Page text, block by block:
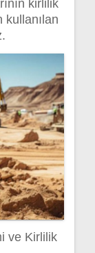
kirlilik
kullanılan
ve Kirlilik